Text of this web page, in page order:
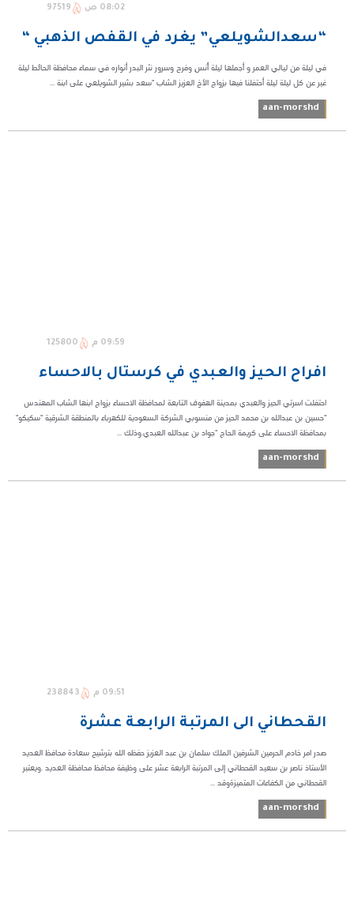
08:02 ص 97519
“سعدالشويلعي” يغرد في القفص الذهبي “
في ليلة من ليالي العمر و أجملها ليلة أُنسٍ وفرح وسرور نثر البدر أنواره في سماء محافظة الحائط ليلة
غير عن كل ليلة ليلة أحتفلنا فيها بزواج الأخ العزيز الشاب "سعد بشير الشويلعي على ابنة ...
aan-morshd
09:59 م 125800
افراح الحيز والعبدي في كرستال بالاحساء
احتفلت اسرتي الحيز والعبدي بمدينة الهفوف التابعة لمحافظة الاحساء بزواج ابنها الشاب المهندس
"حسين بن عبدالله بن محمد الحيز من منسوبي الشركة السعودية للكهرباء بالمنطقة الشرقية "سكيكو"
بمحافظة الاحساء على كريمة الحاج "جواد بن عبدالله العبدي.وذلك ...
aan-morshd
09:51 م 238843
القحطاني الى المرتبة الرابعة عشرة
صدر امر خادم الحرمين الشرفين الملك سلمان بن عبد العزيز حفظه الله بترشيح سعادة محافظ العديد
الأستاذ ناصر بن سعيد القحطاني إلى المرتبة الرابعة عشر على وظيفة محافظ محافظة العديد .ويعتبر
القحطاني من الكفاءات المتميزةوقد ...
aan-morshd